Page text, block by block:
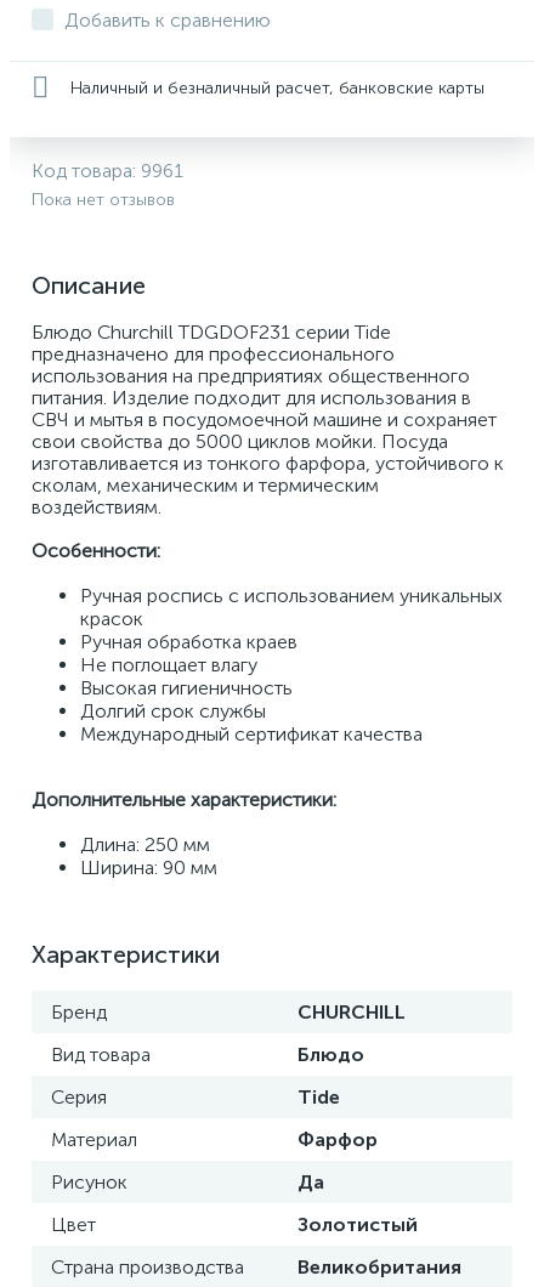
Добавить к сравнению
Наличный и безналичный расчет, банковские карты
Код товара: 9961
Пока нет отзывов
Описание
Блюдо Churchill TDGDOF231 серии Tide
предназначено для профессионального
использования на предприятиях общественного
питания. Изделие подходит для использования в
СВЧ и мытья в посудомоечной машине и сохраняет
свои свойства до 5000 циклов мойки. Посуда
изготавливается из тонкого фарфора, устойчивого к
сколам, механическим и термическим
воздействиям.
Особенности:
Ручная роспись с использованием уникальных
красок
Ручная обработка краев
Не поглощает влагу
Высокая гигиеничность
Долгий срок службы
Международный сертификат качества
Дополнительные характеристики:
Длина: 250 мм
Ширина: 90 мм
Характеристики
Бренд
CHURCHILL
Вид товара
Блюдо
Серия
Tide
Материал
Фарфор
Рисунок
Да
Цвет
Золотистый
Страна производства
Великобритания